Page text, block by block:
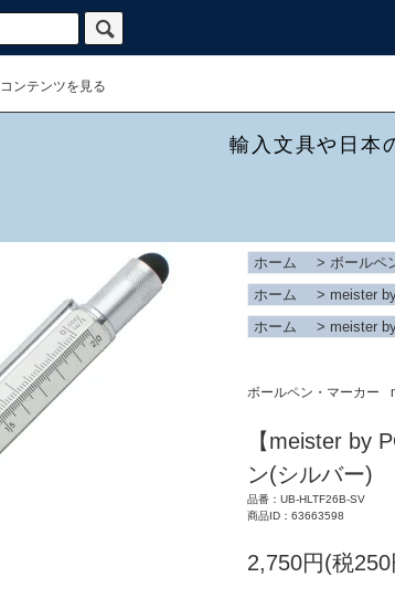
コンテンツを見る
輸入文具や日本
ホーム > ボールペ
ホーム
> meister
ホーム
> meister
ボールペン・マーカー
【meister by
ン(シルバー)
品番：UB-HLTF26B-SV
商品ID：63663598
2,750円(税